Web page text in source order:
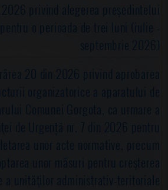
privind alegerea preşedintelui
o perioada de trei luni (iulie -
septembrie 2026)
20 din 2026 privind aprobarea
organizatorice a aparatului de
Comunei Gorgota, ca urmare a
de Urgență nr. 7 din 2026 pentru
unor acte normative, precum
unor măsuri pentru creşterea
a unităţilor administrativ-teritoriale